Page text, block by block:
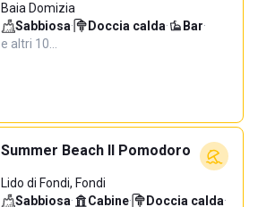
Baia Domizia
Sabbiosa· Doccia calda· Bar·
e altri 10…
Summer Beach Il Pomodoro
Lido di Fondi, Fondi
Sabbiosa· Cabine· Doccia calda·